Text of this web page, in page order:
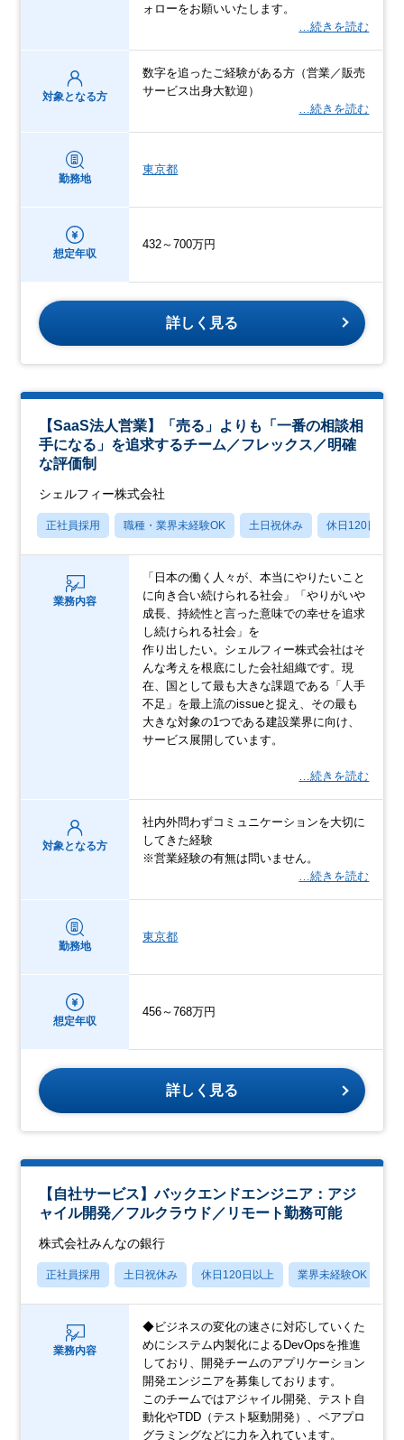
ォローをお願いいたします。
…続きを読む
対象となる方
数字を追ったご経験がある方（営業／販売
サービス出身大歓迎）
…続きを読む
勤務地
東京都
想定年収
432～700万円
詳しく見る
【SaaS法人営業】「売る」よりも「一番の相談相
手になる」を追求するチーム／フレックス／明確
な評価制
シェルフィー株式会社
正社員採用 職種・業界未経験OK 土日祝休み 休日120日以上
業務内容
「日本の働く人々が、本当にやりたいこと
に向き合い続けられる社会」「やりがいや
成長、持続性と言った意味での幸せを追求
し続けられる社会」を
作り出したい。シェルフィー株式会社はそ
んな考えを根底にした会社組織です。現
在、国として最も大きな課題である「人手
不足」を最上流のissueと捉え、その最も
大きな対象の1つである建設業界に向け、
サービス展開しています。
…続きを読む
対象となる方
社内外問わずコミュニケーションを大切に
してきた経験
※営業経験の有無は問いません。
…続きを読む
勤務地
東京都
想定年収
456～768万円
詳しく見る
【自社サービス】バックエンドエンジニア：アジ
ャイル開発／フルクラウド／リモート勤務可能
株式会社みんなの銀行
正社員採用 土日祝休み 休日120日以上 業界未経験OK
業務内容
◆ビジネスの変化の速さに対応していくた
めにシステム内製化によるDevOpsを推進
しており、開発チームのアプリケーション
開発エンジニアを募集しております。
このチームではアジャイル開発、テスト自
動化やTDD（テスト駆動開発）、ペアプロ
グラミングなどに力を入れています。